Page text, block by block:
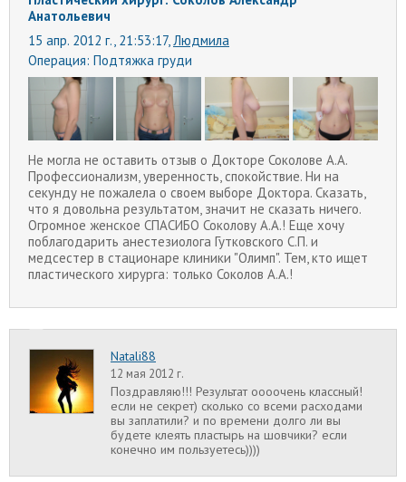
Анатольевич
15 апр. 2012 г., 21:53:17, Людмила
Операция: Подтяжка груди
Не могла не оставить отзыв о Докторе Соколове А.А.
Профессионализм, уверенность, спокойствие. Ни на
секунду не пожалела о своем выборе Доктора. Сказать,
что я довольна результатом, значит не сказать ничего.
Огромное женское СПАСИБО Соколову А.А.! Еще хочу
поблагодарить анестезиолога Гутковского С.П. и
медсестер в стационаре клиники "Олимп". Тем, кто ищет
пластического хирурга: только Соколов А.А.!
Natali88
12 мая 2012 г.
Поздравляю!!! Результат оооочень классный!
если не секрет) сколько со всеми расходами
вы заплатили? и по времени долго ли вы
будете клеять пластырь на шовчики? если
конечно им пользуетесь))))